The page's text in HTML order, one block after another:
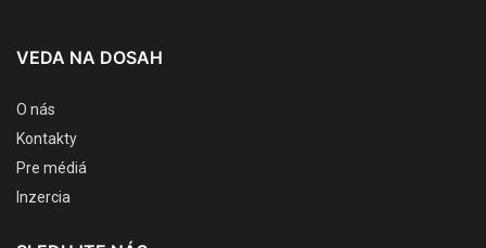
VEDA NA DOSAH
O nás
Kontakty
Pre médiá
Inzercia